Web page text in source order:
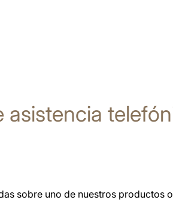
asistencia
sobre uno de nuestros productos